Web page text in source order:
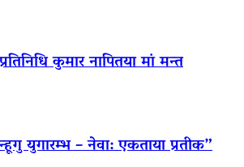
कुमार नापितया मां मन्त
युगारम्भ – नेवा: एकताया प्रतीक”